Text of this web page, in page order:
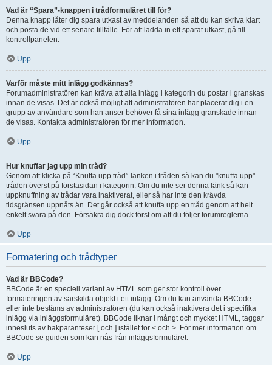
Vad är “Spara”-knappen i trådformuläret till för?
Denna knapp låter dig spara utkast av meddelanden så att du kan skriva klart
och posta de vid ett senare tillfälle. För att ladda in ett sparat utkast, gå till
kontrollpanelen.
Upp
Varför måste mitt inlägg godkännas?
Forumadministratören kan kräva att alla inlägg i kategorin du postar i granskas
innan de visas. Det är också möjligt att administratören har placerat dig i en
grupp av användare som han anser behöver få sina inlägg granskade innan
de visas. Kontakta administratören för mer information.
Upp
Hur knuffar jag upp min tråd?
Genom att klicka på “Knuffa upp tråd”-länken i tråden så kan du "knuffa upp"
tråden överst på förstasidan i kategorin. Om du inte ser denna länk så kan
uppknuffning av trådar vara inaktiverat, eller så har inte den krävda
tidsgränsen uppnåts än. Det går också att knuffa upp en tråd genom att helt
enkelt svara på den. Försäkra dig dock först om att du följer forumreglerna.
Upp
Formatering och trådtyper
Vad är BBCode?
BBCode är en speciell variant av HTML som ger stor kontroll över
formateringen av särskilda objekt i ett inlägg. Om du kan använda BBCode
eller inte bestäms av administratören (du kan också inaktivera det i specifika
inlägg via inläggsformuläret). BBCode liknar i mångt och mycket HTML, taggar
innesluts av hakparanteser [ och ] istället för < och >. För mer information om
BBCode se guiden som kan nås från inläggsformuläret.
Upp